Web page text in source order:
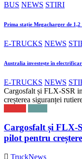
BUS NEWS STIRI
Prima stație Megacharger de
E-TRUCKS NEWS
Australia investește în
E-TRUCKS NEWS
Cargosfalt și FLX-SSR
creșterea siguranței
Cargosfalt și FLX-
pilot pentru
TruckNews